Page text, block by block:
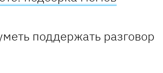
поддержать разговор